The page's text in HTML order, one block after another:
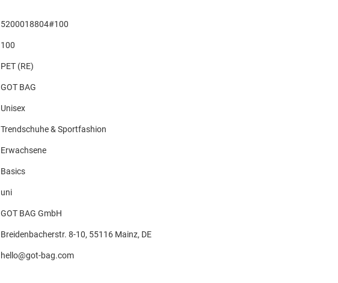
5200018804#100
100
PET (RE)
GOT BAG
Unisex
Trendschuhe & Sportfashion
Erwachsene
Basics
uni
GOT BAG GmbH
Breidenbacherstr. 8-10, 55116 Mainz, DE
hello@got-bag.com